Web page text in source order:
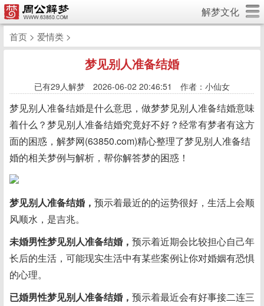
解梦文化
首页 > 爱情类 >
梦见别人准备结婚
已有29人解梦 2026-06-02 20:46:51 作者：小仙女
梦见别人准备结婚是什么意思，做梦梦见别人准备结婚意味
着什么？梦见别人准备结婚究竟好不好？经常有梦者有这方
面的困惑，解梦网(63850.com)精心整理了梦见别人准备结
婚的相关梦例与解析，帮你解答梦的困惑！
梦见别人准备结婚， 预示着最近的的运势很好，生活上会顺
风顺水，是吉兆。
未婚男性梦见别人准备结婚， 预示着近期会比较担心自己年
长后的生活，可能现实生活中有某些案例让你对婚姻有恐惧
的心理。
已婚男性梦见别人准备结婚， 预示着最近会有好事接二连三